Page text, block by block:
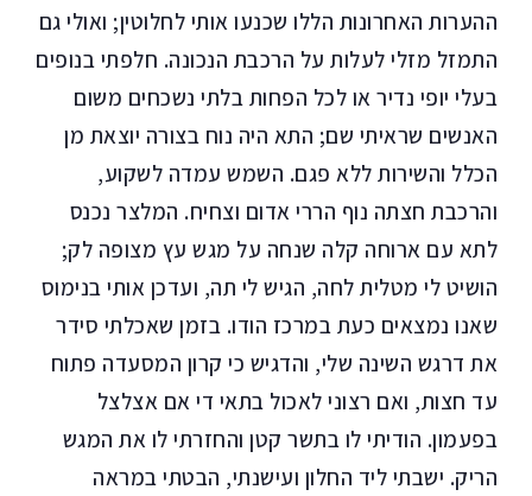
ההערות האחרונות הללו שכנעו אותי לחלוטין; ואולי גם
התמזל מזלי לעלות על הרכבת הנכונה. חלפתי בנופים
בעלי יופי נדיר או לכל הפחות בלתי נשכחים משום
האנשים שראיתי שם; התא היה נוח בצורה יוצאת מן
הכלל והשירות ללא פגם. השמש עמדה לשקוע,
והרכבת חצתה נוף הררי אדום וצחיח. המלצר נכנס
לתא עם ארוחה קלה שנחה על מגש עץ מצופה לק;
הושיט לי מטלית לחה, הגיש לי תה, ועדכן אותי בנימוס
שאנו נמצאים כעת במרכז הודו. בזמן שאכלתי סידר
את דרגש השינה שלי, והדגיש כי קרון המסעדה פתוח
עד חצות, ואם רצוני לאכול בתאי די אם אצלצל
בפעמון. הודיתי לו בתשר קטן והחזרתי לו את המגש
הריק. ישבתי ליד החלון ועישנתי, הבטתי במראה